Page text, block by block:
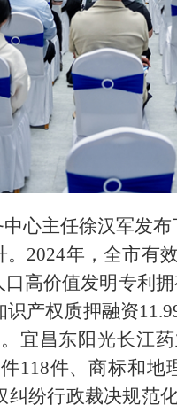
心主任徐汉军发
2024年，全市有
高价值发明专利
产权质押融资
宜昌东阳光长江
118件、商标和地
纷行政裁决规范